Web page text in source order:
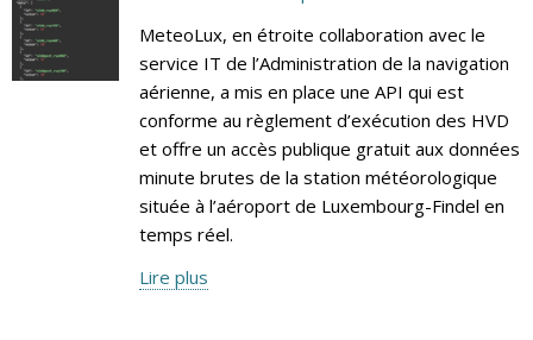
MeteoLux, en étroite collaboration avec le
service IT de l’Administration de la navigation
aérienne, a mis en place une API qui est
conforme au règlement d’exécution des HVD
et offre un accès publique gratuit aux données
minute brutes de la station météorologique
située à l’aéroport de Luxembourg-Findel en
temps réel.
Lire plus